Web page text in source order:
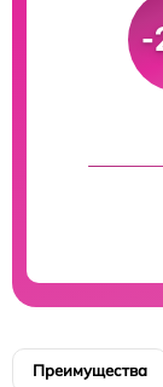
-
Преимущества